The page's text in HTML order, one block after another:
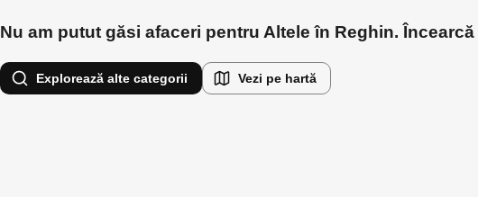
Nu am putut găsi afaceri pentru Altele în Reghin.
Explorează alte categorii Vezi pe hartă